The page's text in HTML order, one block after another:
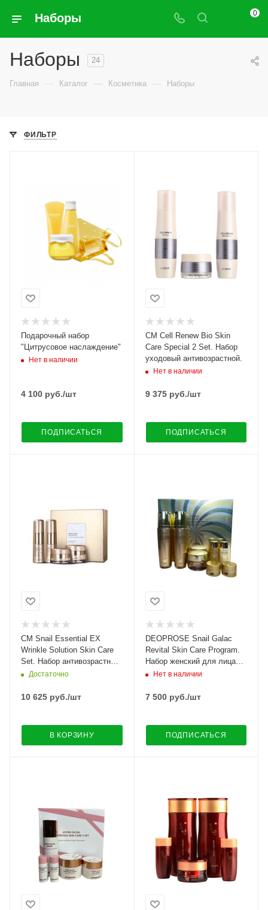
Наборы 0
Наборы 24
Главная — Каталог — Косметика — Наборы
ФИЛЬТР
Подарочный набор
"Цитрусовое наслаждение"
Нет в наличии
4 100 руб./шт
ПОДПИСАТЬСЯ
CM Cell Renew Bio Skin
Care Special 2 Set. Набор
уходовый антивозрастной.
Нет в наличии
9 375руб./шт
ПОДПИСАТЬСЯ
CM Snail Essential EX
Wrinkle Solution Skin Care
Set. Набор антивозрастных
средств с улиточным
Достаточно
10 625 руб./шт
В КОРЗИНУ
DEOPROSE Snail Galac
Revital Skin Care Program.
Набор женский для лица
восстановительный с
Нет в наличии
7 500руб./шт
ПОДПИСАТЬСЯ